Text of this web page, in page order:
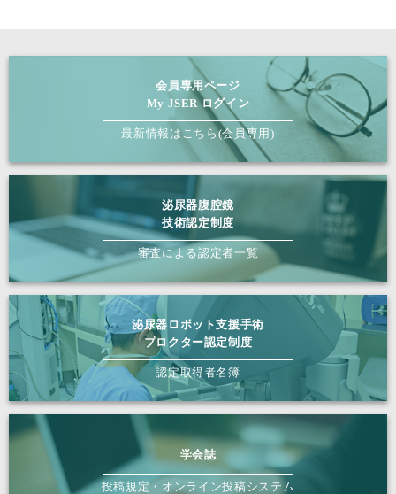
会員専用ページ
My JSER ログイン
最新情報はこちら(会員専用)
泌尿器腹腔鏡
技術認定制度
審査による認定者一覧
泌尿器ロボット支援手術
プロクター認定制度
認定取得者名簿
学会誌
投稿規定・オンライン投稿システム